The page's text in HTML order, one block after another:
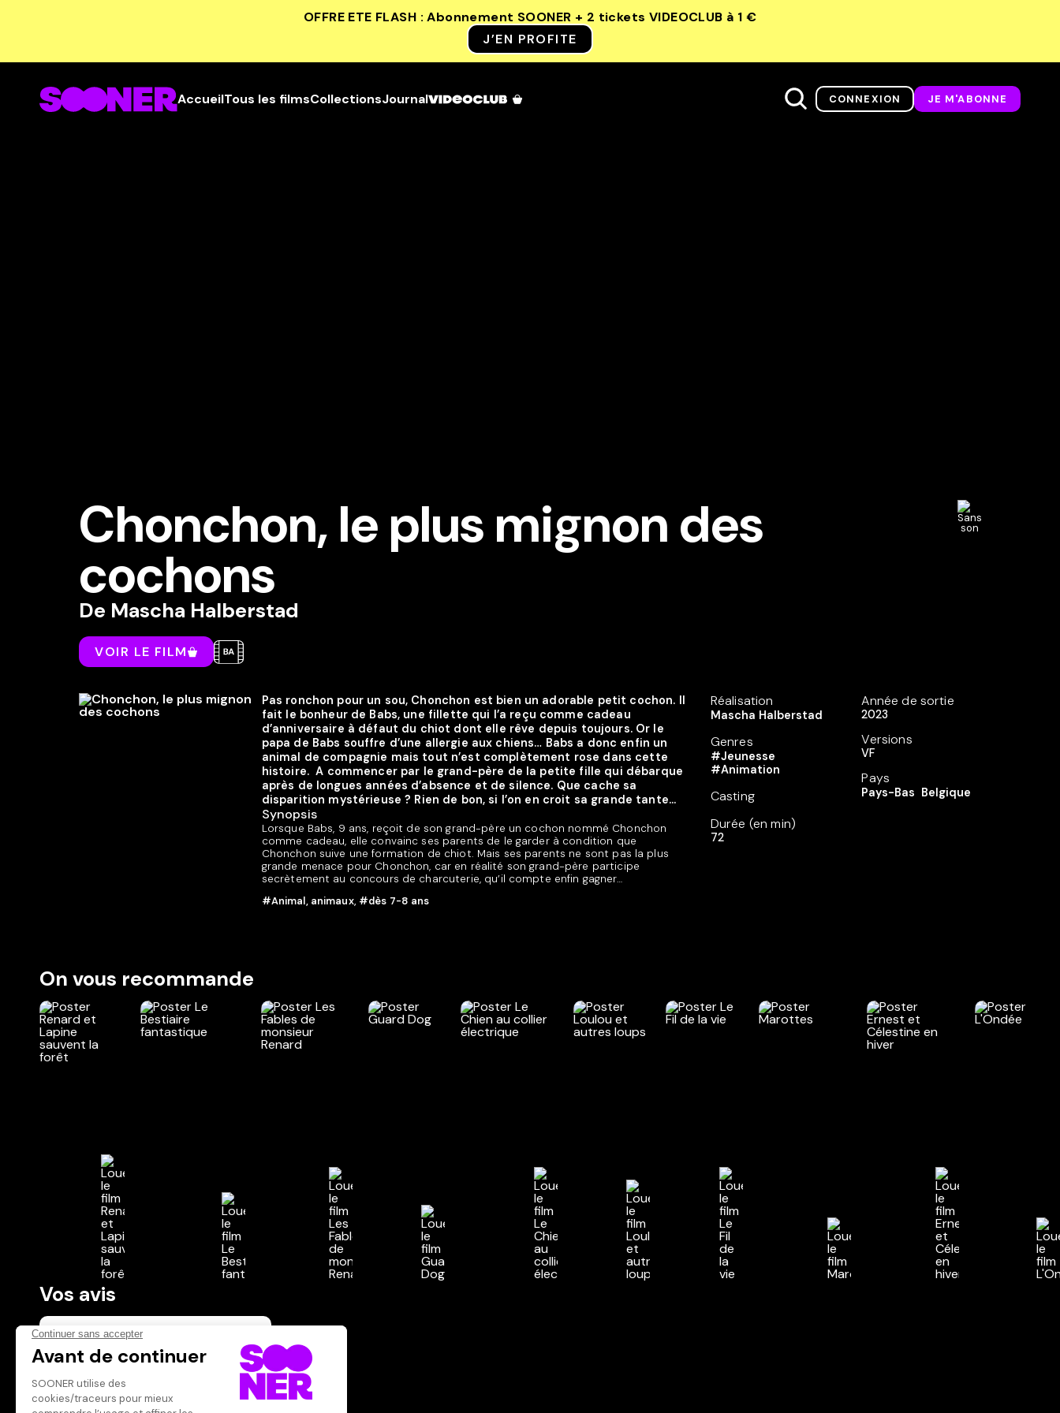
OFFRE ETE FLASH : Abonnement SOONER + 2 tickets VIDEOCLUB à 1 €
J’EN PROFITE
AccueilTous les filmsCollectionsJournal CONNEXION JE M'ABONNE
Chonchon, le plus mignon des
cochons
De Mascha Halberstad
VOIR LE FILM
Pas ronchon pour un sou, Chonchon est bien un adorable petit cochon. Il
fait le bonheur de Babs, une fillette qui l’a reçu comme cadeau
d’anniversaire à défaut du chiot dont elle rêve depuis toujours. Or le
papa de Babs souffre d’une allergie aux chiens… Babs a donc enfin un
animal de compagnie mais tout n’est complètement rose dans cette
histoire. A commencer par le grand-père de la petite fille qui débarque
après de longues années d’absence et de silence. Que cache sa
disparition mystérieuse ? Rien de bon, si l’on en croit sa grande tante...
Synopsis
Lorsque Babs, 9 ans, reçoit de son grand-père un cochon nommé Chonchon
comme cadeau, elle convainc ses parents de le garder à condition que
Chonchon suive une formation de chiot. Mais ses parents ne sont pas la plus
grande menace pour Chonchon, car en réalité son grand-père participe
secrètement au concours de charcuterie, qu’il compte enfin gagner…
#Animal, animaux, #dès 7-8 ans
Réalisation
Mascha Halberstad
Genres
#Jeunesse
#Animation
Casting
Durée (en min)
72
Année de sortie
2023
Versions
VF
Pays
Pays-Bas Belgique
On vous recommande
Vos avis
Donnez votre avis
Votre note
Votre commentaire
Il faut vous connecter pour
publier un avis